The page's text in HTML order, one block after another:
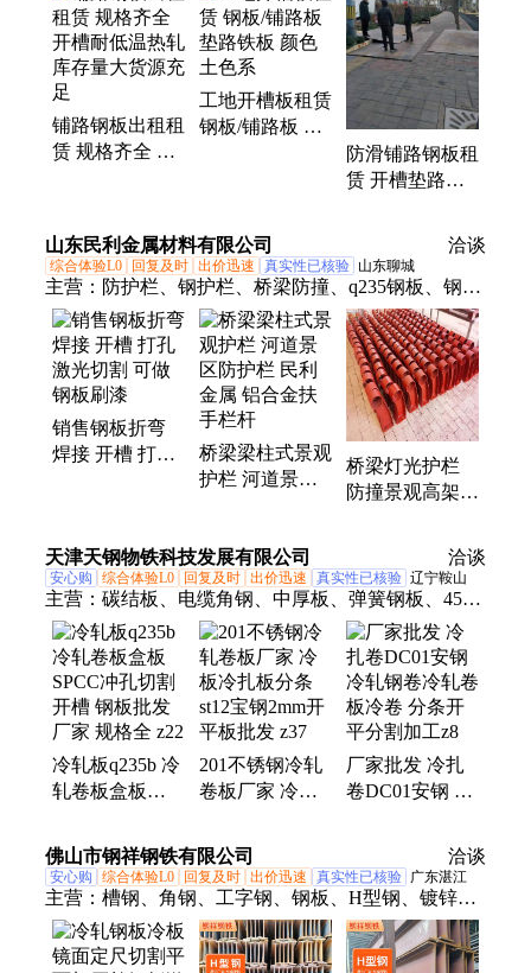
铺路钢板出租租
赁 规格齐全 开
足
工地开槽板租赁
钢板/铺路板 垫
防滑铺路钢板租
赁 开槽垫路铁
变形 不打滑 支
持配送
山东民利金属材料有限公司 洽谈
综合体验L0 回复及时 出价迅速 真实性已核验 山东聊城
主营： 防护栏、钢护栏、桥梁防撞、q235钢板、钢板
零切、激光切割耐磨钢板、桥梁栏杆、景观护栏、护
栏桥梁、护栏栏杆、灯光栏杆、护栏立柱、防撞栏
杆、镀锌护栏、河道栏杆、铁艺栏杆、扶手护栏、灯
光护栏、绳索护栏、激光切割异形件、不锈钢复合管
护栏、桥梁护栏、公园护栏、防撞立柱、牛角支架
销售钢板折弯
焊接 开槽 打孔
桥梁梁柱式景观
护栏 河道景区
栏杆
桥梁灯光护栏
防撞景观高架桥
道栏杆 民利金
属
天津天钢物铁科技发展有限公司 洽谈
安心购 综合体验L0 回复及时 出价迅速 真实性已核验 辽宁鞍山
主营： 碳结板、电缆角钢、中厚板、弹簧钢板、45#
号冷轧钢板、20#冷轧钢板、矩形管、电缆轴盘角
钢、热轧板、冷轧板、冷轧盒板、铁方管、花纹板
冷轧板q235b 冷
轧卷板盒板
开槽 钢板批发
厂家 规格全 z22
201不锈钢冷轧
卷板厂家 冷板
宝钢2mm开平板
批发 z37
厂家批发 冷扎
卷DC01安钢 冷
冷卷 分条开平
分割加工z8
佛山市钢祥钢铁有限公司 洽谈
安心购 综合体验L0 回复及时 出价迅速 真实性已核验 广东湛江
主营： 槽钢、角钢、工字钢、钢板、H型钢、镀锌角
钢、镀锌槽钢、镀锌管、镀锌钢管、螺旋管、螺旋钢
管、无缝管、无缝钢管、方管、镀锌方管、镀锌圆